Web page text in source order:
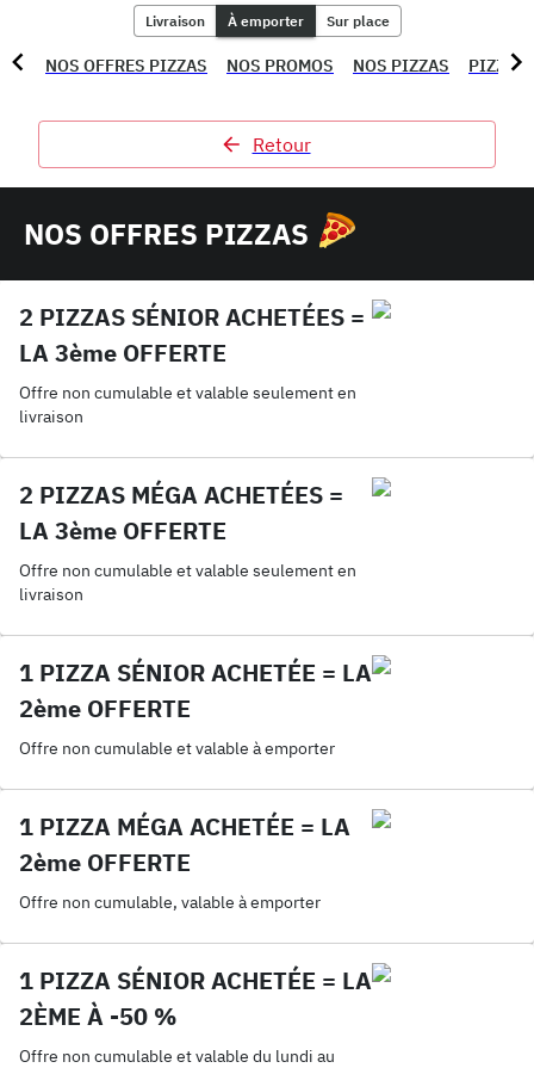
NOS OFFRES PIZZAS NOS PROMOS NOS PIZZAS PIZZAS
Livraison À emporter Sur place
Retour
NOS OFFRES PIZZAS
2 PIZZAS SÉNIOR ACHETÉES =
LA 3ème OFFERTE
Offre non cumulable et valable seulement en
livraison
2 PIZZAS MÉGA ACHETÉES =
LA 3ème OFFERTE
Offre non cumulable et valable seulement en
livraison
1 PIZZA SÉNIOR ACHETÉE = LA
2ème OFFERTE
Offre non cumulable et valable à emporter
1 PIZZA MÉGA ACHETÉE = LA
2ème OFFERTE
Offre non cumulable, valable à emporter
1 PIZZA SÉNIOR ACHETÉE = LA
2ÈME À -50 %
Offre non cumulable et valable du lundi au